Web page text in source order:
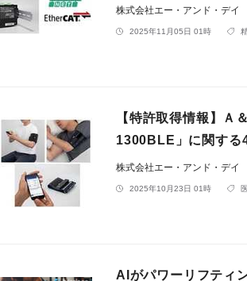
株式会社エー・アンド・デイ
2025年11月05日 01時
【特許取得情報】Ａ
1300BLE」に関する
株式会社エー・アンド・デイ
2025年10月23日 01時
AIがパワーリフティ